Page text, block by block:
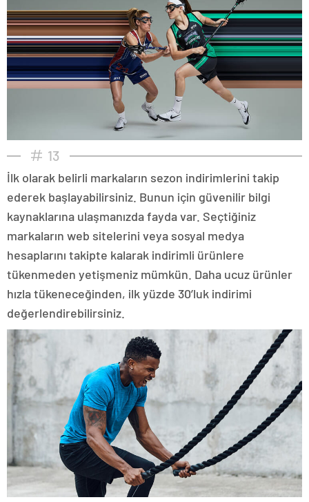
13
İlk olarak belirli markaların sezon indirimlerini takip
ederek başlayabilirsiniz. Bunun için güvenilir bilgi
kaynaklarına ulaşmanızda fayda var. Seçtiğiniz
markaların web sitelerini veya sosyal medya
hesaplarını takipte kalarak indirimli ürünlere
tükenmeden yetişmeniz mümkün. Daha ucuz ürünler
hızla tükeneceğinden, ilk yüzde 30’luk indirimi
değerlendirebilirsiniz.